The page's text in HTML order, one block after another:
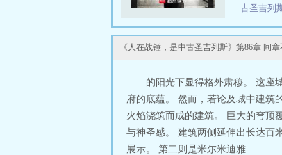
古圣吉列
列斯简介
《人在战锤，是中古圣吉列斯》第86章 间
的阳光下显得格外肃穆。 这座
府的底蕴。 然而，若论及城中建筑
火焰浇筑而成的建筑。 巨大的穹顶
与神圣感。 建筑两侧延伸出长达百
展示。 第二则是米尔米迪雅...